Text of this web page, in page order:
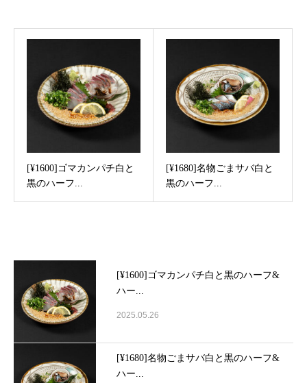
[¥1600]ゴマカンパチ白と
黒のハーフ...
[¥1680]名物ごまサバ白と
黒のハーフ...
[¥1600]ゴマカンパチ白と黒のハーフ&
ハー...
2025.05.26
[¥1680]名物ごまサバ白と黒のハーフ&
ハー...